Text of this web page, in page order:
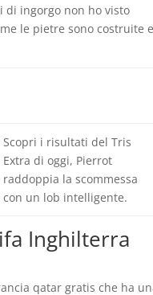
di ingorgo non ho visto
le pietre sono costruite e
Scopri i risultati del Tris
Extra di oggi, Pierrot
raddoppia la scommessa
con un lob intelligente.
Inghilterra
qatar gratis che ha